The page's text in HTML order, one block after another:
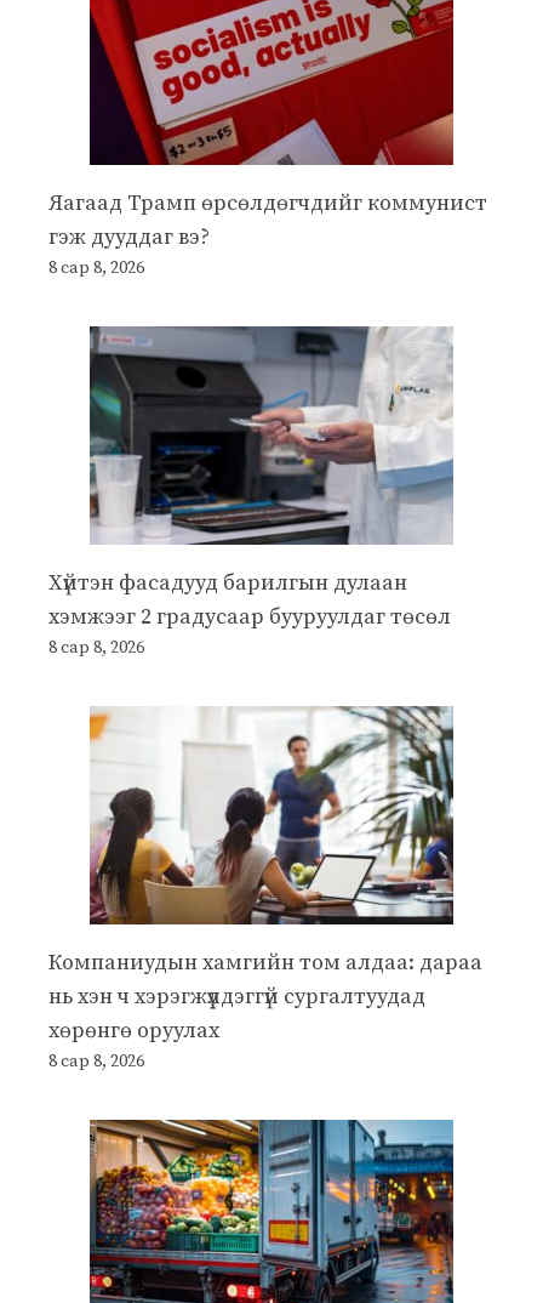
Яагаад Трамп өрсөлдөгчдийг коммунист
гэж дууддаг вэ?
8 сар 8, 2026
Хүйтэн фасадууд барилгын дулаан
хэмжээг 2 градусаар бууруулдаг төсөл
8 сар 8, 2026
Компаниудын хамгийн том алдаа: дараа
нь хэн ч хэрэгжүүлдэггүй сургалтуудад
хөрөнгө оруулах
8 сар 8, 2026